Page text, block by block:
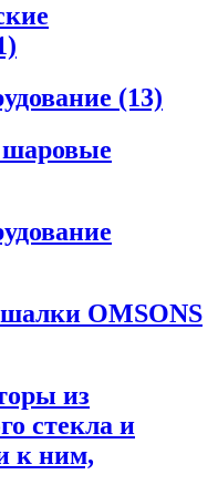
(13)
OMSONS
из
стекла и
к ним,